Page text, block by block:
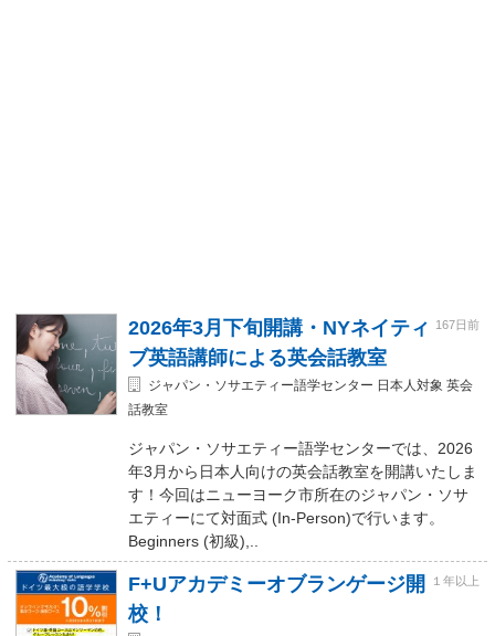
2026年3月下旬開講・NYネイティ
ブ英語講師による英会話教室
167日前
ジャパン・ソサエティー語学センター 日本人対象 英会
話教室
ジャパン・ソサエティー語学センターでは、2026
年3月から日本人向けの英会話教室を開講いたしま
す！今回はニューヨーク市所在のジャパン・ソサ
エティーにて対面式 (In-Person)で行います。
Beginners (初級),..
F+Uアカデミーオブランゲージ開
校！
１年以上